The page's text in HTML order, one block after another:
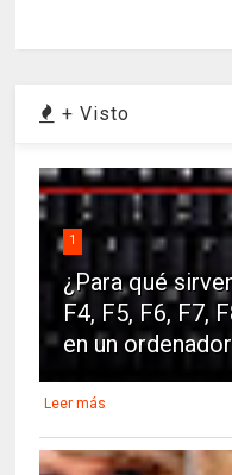
+ Visto
1
¿Para qué
F4, F5, F6, F7,
en un
Leer más